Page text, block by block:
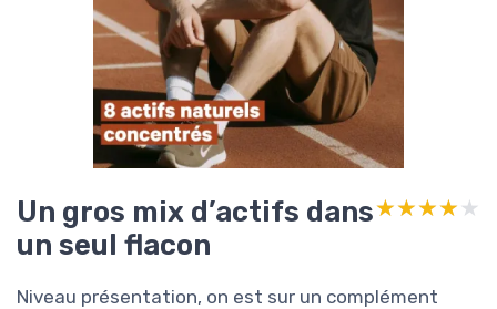
Un gros mix d’actifs dans
un seul flacon
★★★★★
★★★★★
Niveau présentation, on est sur un complément